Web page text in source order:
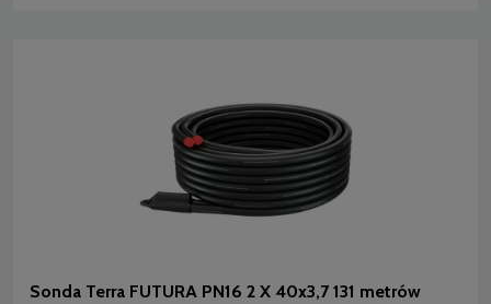
Sonda Terra FUTURA PN16 2 X 40x3,7 131 metrów